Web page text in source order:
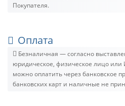
Покупателя.
Оплата
Безналичная — согласно
юридическое, физическое лицо или
можно оплатить через банковское
банковских карт и наличные не